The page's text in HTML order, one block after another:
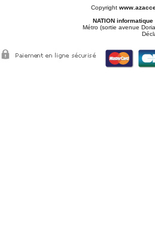
Copyright
NATION informatique
Métro (sortie avenue